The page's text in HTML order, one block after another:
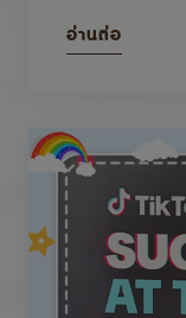
อ่านต่อ